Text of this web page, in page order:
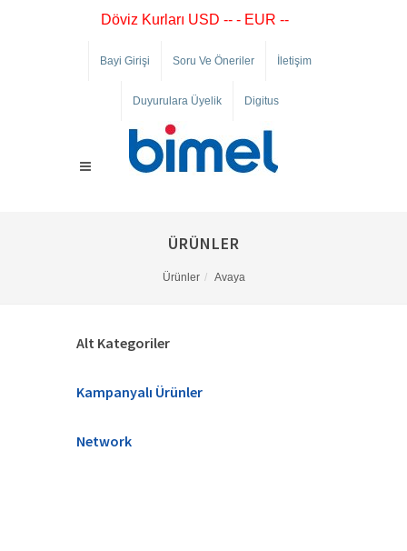
Döviz Kurları USD -- - EUR --
Bayi Girişi Soru Ve Öneriler İletişim
Duyurulara Üyelik Digitus
ÜRÜNLER
Ürünler Avaya
Alt Kategoriler
Kampanyalı Ürünler
Network